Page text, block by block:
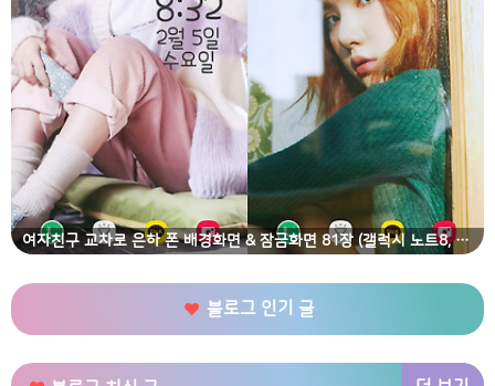
여자친구 교차로 은하 폰 배경화면 & 잠금화면 81장 (갤럭시 노트8, 노트9, S8, S9)
블로그 인기 글